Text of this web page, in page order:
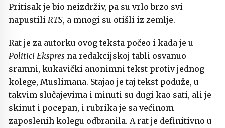
Pritisak je bio neizdrživ, pa su vrlo brzo svi
napustili RTS, a mnogi su otišli iz zemlje.
Rat je za autorku ovog teksta počeo i kada je u
Politici Ekspres na redakcijskoj tabli osvanuo
sramni, kukavički anonimni tekst protiv jednog
kolege, Muslimana. Stajao je taj tekst poduže, u
takvim slučajevima i minuti su dugi kao sati, ali je
skinut i pocepan, i rubrika je sa većinom
zaposlenih kolegu odbranila. A rat je definitivno u